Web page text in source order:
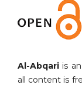
Al-Abqari is
all content is